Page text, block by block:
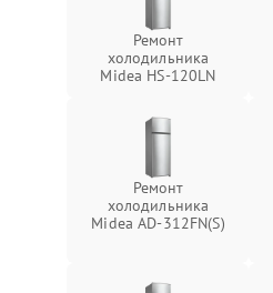
Ремонт
холодильника
Midea HS-120LN
Ремонт
холодильника
Midea AD-312FN(S)